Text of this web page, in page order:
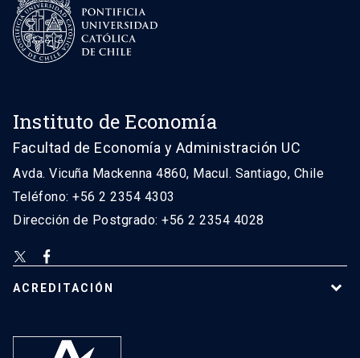
Instituto de Economía
Facultad de Economía y Administración UC
Avda. Vicuña Mackenna 4860, Macul. Santiago, Chile
Teléfono: +56 2 2354 4303
Dirección de Postgrado: +56 2 2354 4028
ACREDITACIÓN